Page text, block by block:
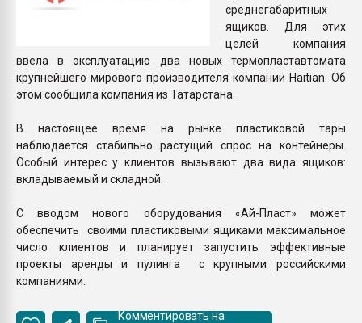
среднегабаритных
ящиков. Для этих
целей компания
ввела в эксплуатацию два новых термопластавтомата
крупнейшего мирового производителя компании Haitian. Об
этом сообщила компания из Татарстана.
В настоящее время на рынке пластиковой тары
наблюдается стабильно растущий спрос на контейнеры.
Особый интерес у клиентов вызывают два вида ящиков:
вкладываемый и складной.
С вводом нового оборудования «Ай-Пласт» может
обеспечить своими пластиковыми ящиками максимальное
число клиентов и планирует запустить эффективные
проекты аренды и пулинга с крупными российскими
компаниями.
Комментировать на